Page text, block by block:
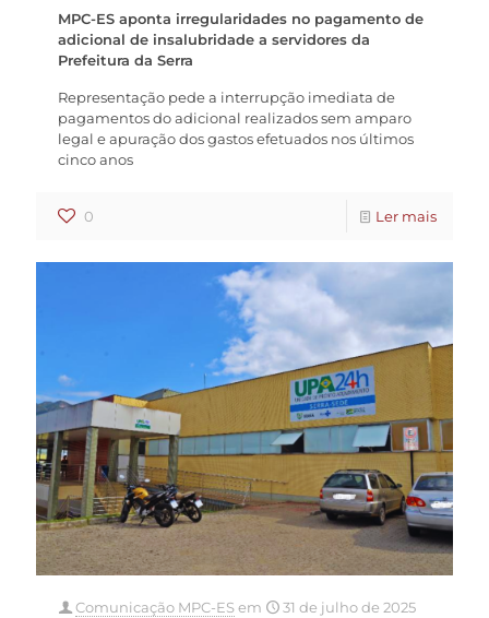
MPC-ES aponta irregularidades no pagamento de
adicional de insalubridade a servidores da
Prefeitura da Serra
Representação pede a interrupção imediata de
pagamentos do adicional realizados sem amparo
legal e apuração dos gastos efetuados nos últimos
cinco anos
0 Ler mais
Comunicação MPC-ESem 31 de julho de 2025